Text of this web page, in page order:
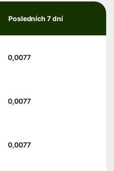
Posledních 7 dní
0,0077
0,0077
0,0077